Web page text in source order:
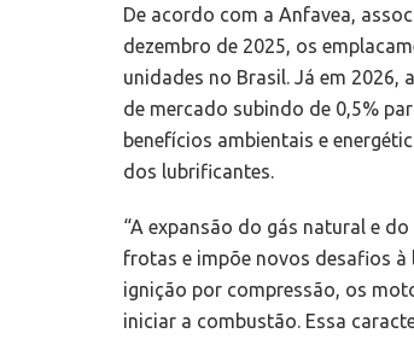
De acordo com a Anfavea,
dezembro de 2025, os
unidades no Brasil. Já em
de mercado subindo de 0,5%
benefícios ambientais e
dos lubrificantes.
“A expansão do gás natural e
frotas e impõe novos desafios
ignição por compressão, os
iniciar a combustão. Essa